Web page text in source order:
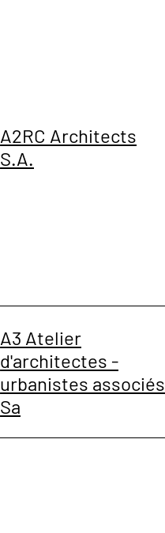
A2RC Architects
S.A.
A3 Atelier
d'architectes -
urbanistes associés
Sa